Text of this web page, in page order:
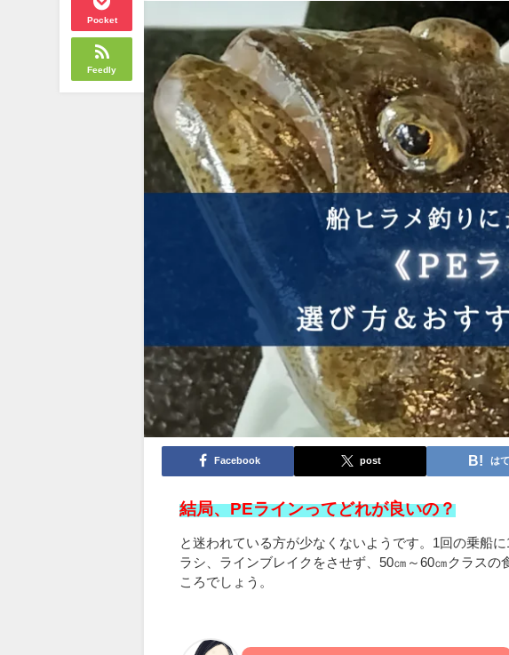
Pocket
Feedly
Facebook post は
結局、PEラインってどれが良いの？
と迷われている方が少なくないようです。1回の乗船
ラシ、ラインブレイクをさせず、50㎝～60㎝クラス
ころでしょう。